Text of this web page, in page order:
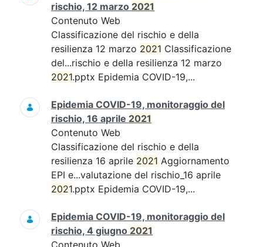
rischio, 12 marzo 2021
Contenuto Web
Classificazione del rischio e della
resilienza 12 marzo 2021 Classificazione
del...rischio e della resilienza 12 marzo
2021.pptx Epidemia COVID-19,...
Epidemia COVID-19, monitoraggio del
rischio, 16 aprile 2021
Contenuto Web
Classificazione del rischio e della
resilienza 16 aprile 2021 Aggiornamento
EPI e...valutazione del rischio_16 aprile
2021.pptx Epidemia COVID-19,...
Epidemia COVID-19, monitoraggio del
rischio, 4 giugno 2021
Contenuto Web